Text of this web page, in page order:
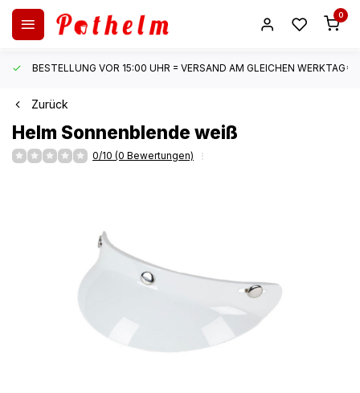
0
BESTELLUNG VOR 15:00 UHR = VERSAND AM GLEICHEN WERKTAG*
Zurück
Helm Sonnenblende weiß
0/10 (0 Bewertungen)